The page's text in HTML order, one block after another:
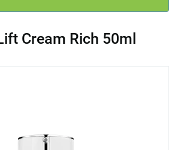
Cream Rich 50ml